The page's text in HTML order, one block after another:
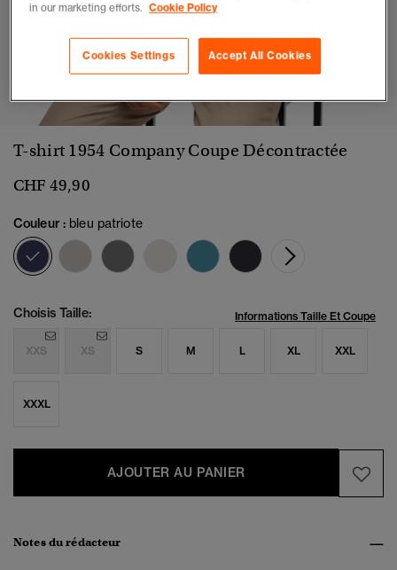
1 2 3 4 5 6 7
T-shirt 1954 Company Coupe Décontractée
CHF 49,90
Couleur : bleu patriote
sélectionné
Choisis Taille: Informations Taille Et Coupe
XXS XS S M L XL XXL
XXXL
AJOUTER AU PANIER
Notes du rédacteur
in our marketing efforts. Cookie Policy
Accept All Cookies
Cookies Settings